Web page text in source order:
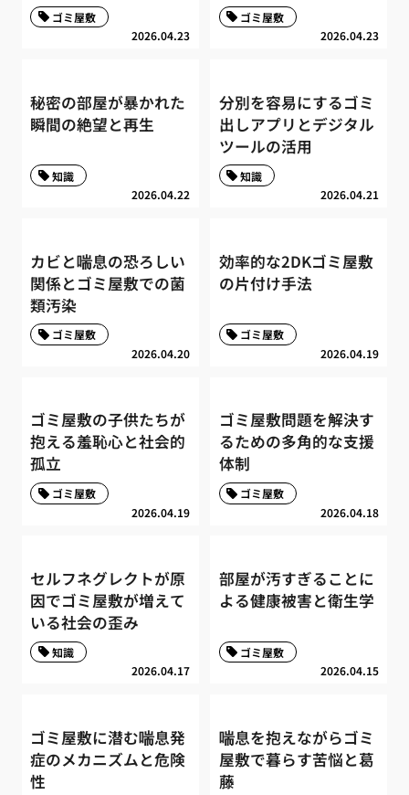
2026.04.23
ゴミ屋敷
2026.04.23
ゴミ屋敷
秘密の部屋が暴かれた
瞬間の絶望と再生
2026.04.22
知識
分別を容易にするゴミ
出しアプリとデジタル
ツールの活用
2026.04.21
知識
カビと喘息の恐ろしい
関係とゴミ屋敷での菌
類汚染
2026.04.20
ゴミ屋敷
効率的な2DKゴミ屋敷
の片付け手法
2026.04.19
ゴミ屋敷
ゴミ屋敷の子供たちが
抱える羞恥心と社会的
孤立
2026.04.19
ゴミ屋敷
ゴミ屋敷問題を解決す
るための多角的な支援
体制
2026.04.18
ゴミ屋敷
セルフネグレクトが原
因でゴミ屋敷が増えて
いる社会の歪み
2026.04.17
知識
部屋が汚すぎることに
よる健康被害と衛生学
2026.04.15
ゴミ屋敷
ゴミ屋敷に潜む喘息発
症のメカニズムと危険
性
喘息を抱えながらゴミ
屋敷で暮らす苦悩と葛
藤